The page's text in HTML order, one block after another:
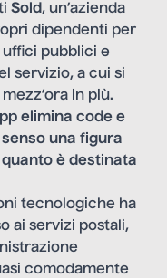
Sold, un’azienda
dipendenti per
pubblici e
servizio, a cui si
in più.
elimina code e
una figura
è destinata
tecnologiche ha
ai servizi postali,
comodamente